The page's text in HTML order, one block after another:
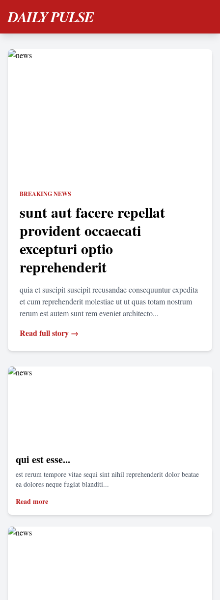
DAILY PULSE
BREAKING NEWS
sunt aut facere repellat
provident occaecati
excepturi optio
reprehenderit
quia et suscipit suscipit recusandae consequuntur expedita
et cum reprehenderit molestiae ut ut quas totam nostrum
rerum est autem sunt rem eveniet architecto...
Read full story →
qui est esse...
est rerum tempore vitae sequi sint nihil reprehenderit dolor beatae
ea dolores neque fugiat blanditi...
Read more